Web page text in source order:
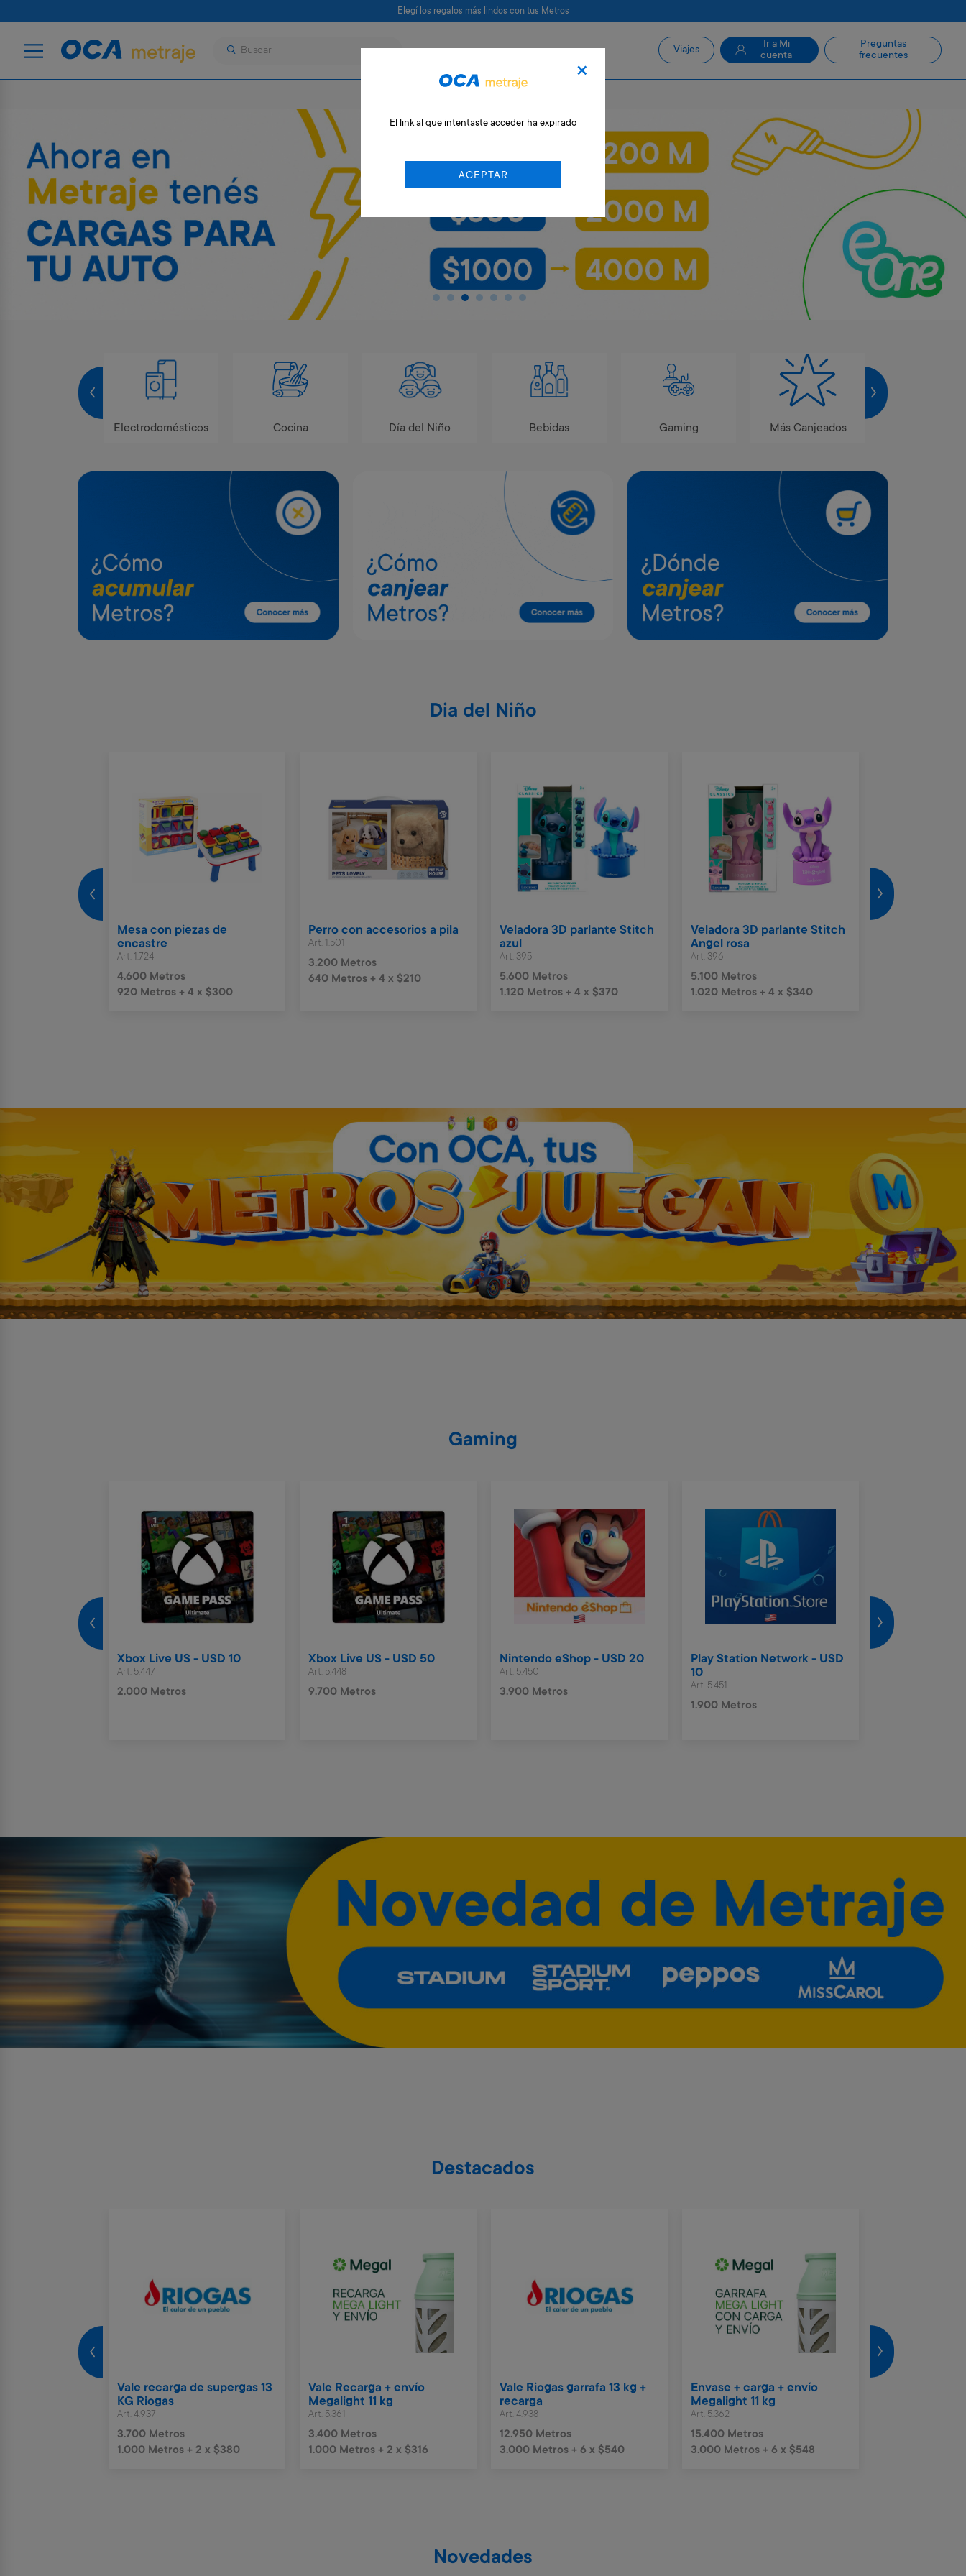
Electrodomésticos Cocina Día del Niño Bebidas Gaming Más Canjeados
Dia del Niño
Mesa con piezas de
encastre
Art. 1.724
4.600 Metros
920 Metros + 4 x $300
Perro con accesorios a pila
Art. 1.501
3.200 Metros
640 Metros + 4 x $210
Veladora 3D parlante Stitch
azul
Art. 395
5.600 Metros
1.120 Metros + 4 x $370
Veladora 3D parlante Stitch
Angel rosa
Art. 396
5.100 Metros
1.020 Metros + 4 x $340
Gaming
Xbox Live US - USD 10
Art. 5.447
2.000 Metros
Xbox Live US - USD 50
Art. 5.448
9.700 Metros
Nintendo eShop - USD 20
Art. 5.450
3.900 Metros
Play Station Network - USD
10
Art. 5.451
1.900 Metros
Destacados
Vale recarga de supergas 13
KG Riogas
Art. 4.937
3.700 Metros
1.000 Metros + 2 x $380
Vale Recarga + envío
Megalight 11 kg
Art. 5.361
3.400 Metros
1.000 Metros + 2 x $316
Vale Riogas garrafa 13 kg +
recarga
Art. 4.938
12.950 Metros
3.000 Metros + 6 x $540
Envase + carga + envío
Megalight 11 kg
Art. 5.362
15.400 Metros
3.000 Metros + 6 x $548
Novedades
Elegí los regalos más lindos con tus Metros
Viajes
Ir a Mi
cuenta
Preguntas
frecuentes
×
El link al que intentaste acceder ha expirado
ACEPTAR